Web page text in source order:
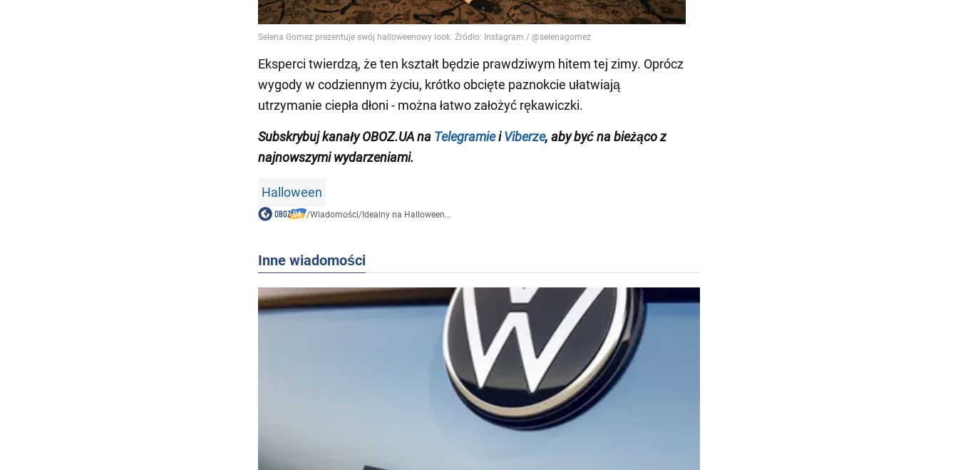
Eksperci twierdzą, że ten kształt będzie prawdziwym hitem tej zimy. Oprócz
wygody w codziennym życiu, krótko obcięte paznokcie ułatwiają
utrzymanie ciepła dłoni - można łatwo założyć rękawiczki.
Subskrybuj kanały OBOZ.UA na TelegramieiViberze, aby być na bieżąco z
najnowszymi wydarzeniami.
Halloween
/Wiadomości/Idealny na Halloween...
Inne wiadomości